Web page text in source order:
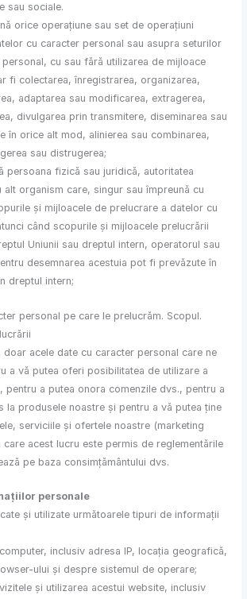
sau sociale.
orice operațiune sau set de operațiuni
cu caracter personal sau asupra seturilor
cu sau fără utilizarea de mijloace
fi colectarea, înregistrarea, organizarea,
adaptarea sau modificarea, extragerea,
divulgarea prin transmitere, diseminarea sau
în orice alt mod, alinierea sau combinarea,
sau distrugerea;
persoana fizică sau juridică, autoritatea
alt organism care, singur sau împreună cu
și mijloacele de prelucrare a datelor cu
când scopurile și mijloacele prelucrării
Uniunii sau dreptul intern, operatorul sau
desemnarea acestuia pot fi prevăzute în
dreptul intern;
personal pe care le prelucrăm. Scopul.
doar acele date cu caracter personal care ne
a vă putea oferi posibilitatea de utilizare a
pentru a putea onora comenzile dvs., pentru a
la produsele noastre și pentru a vă putea ține
serviciile și ofertele noastre (marketing
care acest lucru este permis de reglementările
pe baza consimțământului dvs.
personale
și utilizate următoarele tipuri de informații
inclusiv adresa IP, locația geografică,
ului și despre sistemul de operare;
și utilizarea acestui website, inclusiv